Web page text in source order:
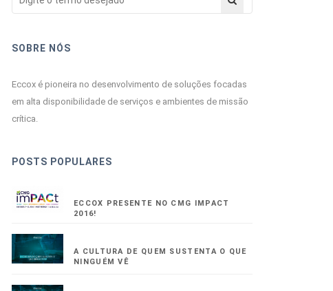
SOBRE NÓS
Eccox é pioneira no desenvolvimento de soluções focadas
em alta disponibilidade de serviços e ambientes de missão
crítica.
POSTS POPULARES
ECCOX PRESENTE NO CMG IMPACT
2016!
A CULTURA DE QUEM SUSTENTA O QUE
NINGUÉM VÊ